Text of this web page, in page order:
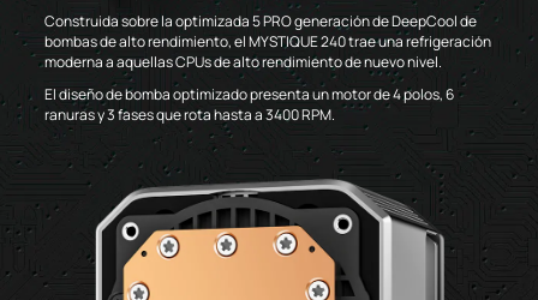
Construida sobre la optimizada 5 PRO generación de DeepCool de
bombas de alto rendimiento, el MYSTIQUE 240 trae una refrigeración
moderna a aquellas CPUs de alto rendimiento de nuevo nivel.
El diseño de bomba optimizado presenta un motor de 4 polos, 6
ranuras y 3 fases que rota hasta a 3400 RPM.